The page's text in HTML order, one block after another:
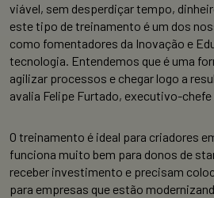
viável, sem desperdiçar tempo,
este tipo de treinamento é um dos
como fomentadores da Inovação e
tecnologia. Entendemos que é uma
agilizar processos e chegar logo a
avalia Felipe Furtado, executivo-chefe
O treinamento é ideal para criadores
funciona muito bem para donos de
receber investimento e precisam
para empresas que estão